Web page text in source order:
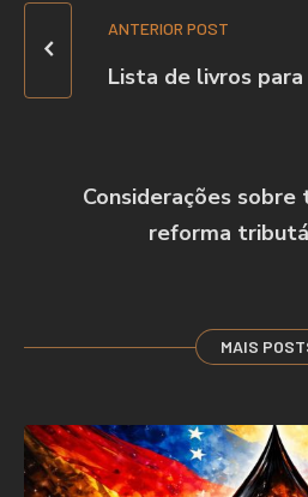
ANTERIOR POST
Lista de livros
Considerações
reforma
MAIS